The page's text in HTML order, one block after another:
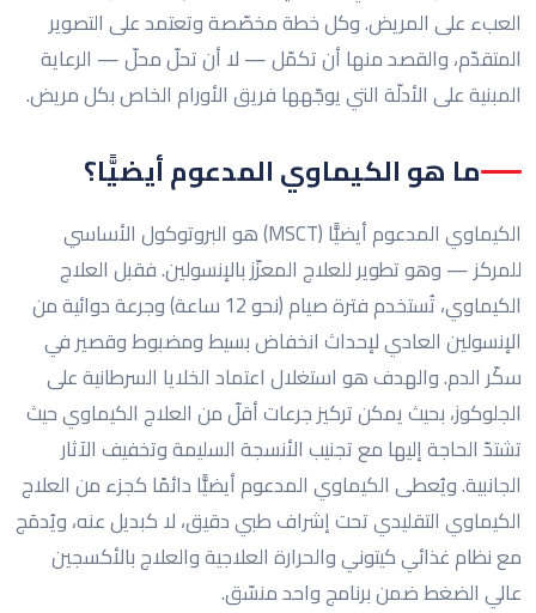
العبء على المريض. وكل خطة مخصّصة وتعتمد على التصوير
المتقدّم، والقصد منها أن تكمّل — لا أن تحلّ محلّ — الرعاية
المبنية على الأدلّة التي يوجّهها فريق الأورام الخاص بكل مريض.
ما هو الكيماوي المدعوم أيضيًّا؟
الكيماوي المدعوم أيضيًّا (MSCT) هو البروتوكول الأساسي
للمركز — وهو تطوير للعلاج المعزّز بالإنسولين. فقبل العلاج
الكيماوي، تُستخدم فترة صيام (نحو 12 ساعة) وجرعة دوائية من
الإنسولين العادي لإحداث انخفاض بسيط ومضبوط وقصير في
سكّر الدم. والهدف هو استغلال اعتماد الخلايا السرطانية على
الجلوكوز، بحيث يمكن تركيز جرعات أقلّ من العلاج الكيماوي حيث
تشتدّ الحاجة إليها مع تجنيب الأنسجة السليمة وتخفيف الآثار
الجانبية. ويُعطى الكيماوي المدعوم أيضيًّا دائمًا كجزء من العلاج
الكيماوي التقليدي تحت إشراف طبي دقيق، لا كبديل عنه، ويُدمَج
مع نظام غذائي كيتوني والحرارة العلاجية والعلاج بالأكسجين
عالي الضغط ضمن برنامج واحد منسّق.